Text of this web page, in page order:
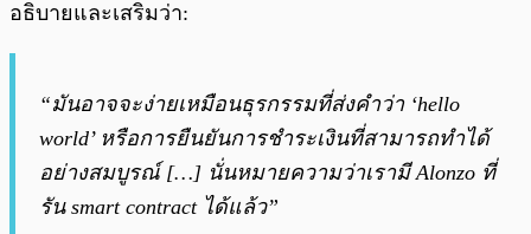
อธิบายและเสริมว่า:
“มันอาจจะง่ายเหมือนธุรกรรมที่ส่งคำว่า ‘hello
world’ หรือการยืนยันการชำระเงินที่สามารถทำได้
อย่างสมบูรณ์ […] นั่นหมายความว่าเรามี Alonzo ที่
รัน smart contract ได้แล้ว”